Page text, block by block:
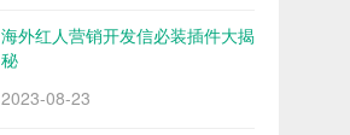
海外红人营销开发信必装插件大揭
秘
2023-08-23